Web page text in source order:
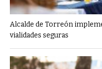
Alcalde de Torreón
vialidades seguras